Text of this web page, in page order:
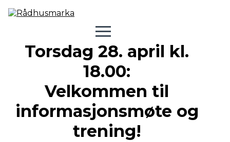
Torsdag 28. april kl.
18.00:
Velkommen til
informasjonsmøte og
trening!